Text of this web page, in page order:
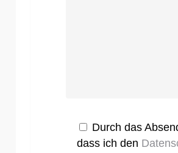
Durch das
dass ich den